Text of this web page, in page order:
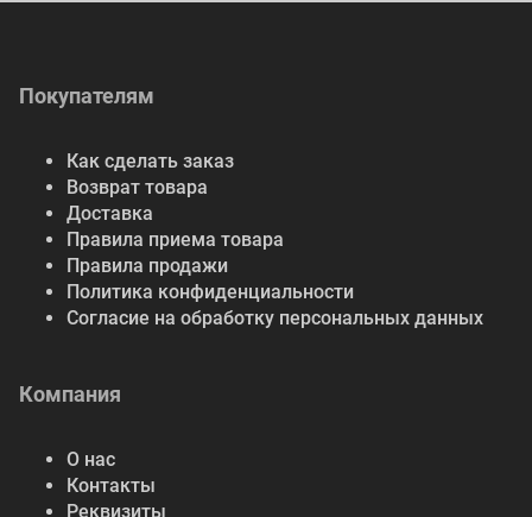
Покупателям
Как сделать заказ
Возврат товара
Доставка
Правила приема товара
Правила продажи
Политика конфиденциальности
Согласие на обработку персональных данных
Компания
О нас
Контакты
Реквизиты